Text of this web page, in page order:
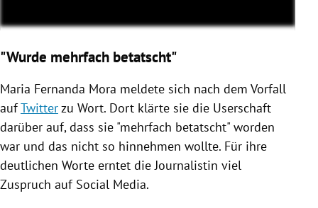
"Wurde mehrfach betatscht"
Maria Fernanda Mora meldete sich nach dem Vorfall
aufTwitterzu Wort. Dort klärte sie die Userschaft
darüber auf, dass sie "mehrfach betatscht" worden
war und das nicht so hinnehmen wollte. Für ihre
deutlichen Worte erntet die Journalistin viel
Zuspruch auf Social Media.